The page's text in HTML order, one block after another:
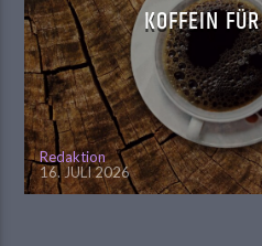
KOFFEIN
Redaktion
16. JULI 2026